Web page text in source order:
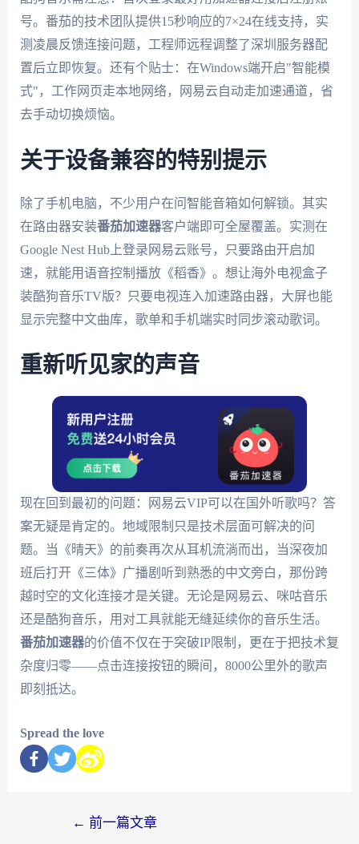
号。番茄的技术团队提供15秒响应的7×24在线支持，实
测凌晨反馈连接问题，工程师远程调整了深圳服务器配
置后立即恢复。还有个贴士：在Windows端开启"智能模
式"，工作网页走本地网络，网易云自动走加速通道，省
去手动切换烦恼。
关于设备兼容的特别提示
除了手机电脑，不少用户在问智能音箱如何解锁。其实
在路由器安装番茄加速器客户端即可全屋覆盖。实测在
Google Nest Hub上登录网易云账号，只要路由开启加
速，就能用语音控制播放《稻香》。想让海外电视盒子
装酷狗音乐TV版？只要电视连入加速路由器，大屏也能
显示完整中文曲库，歌单和手机端实时同步滚动歌词。
重新听见家的声音
现在回到最初的问题：网易云VIP可以在国外听歌吗？答
案无疑是肯定的。地域限制只是技术层面可解决的问
题。当《晴天》的前奏再次从耳机流淌而出，当深夜加
班后打开《三体》广播剧听到熟悉的中文旁白，那份跨
越时空的文化连接才是关键。无论是网易云、咪咕音乐
还是酷狗音乐，用对工具就能无缝延续你的音乐生活。
番茄加速器的价值不仅在于突破IP限制，更在于把技术复
杂度归零——点击连接按钮的瞬间，8000公里外的歌声
即刻抵达。
Spread the love
← 前一篇文章